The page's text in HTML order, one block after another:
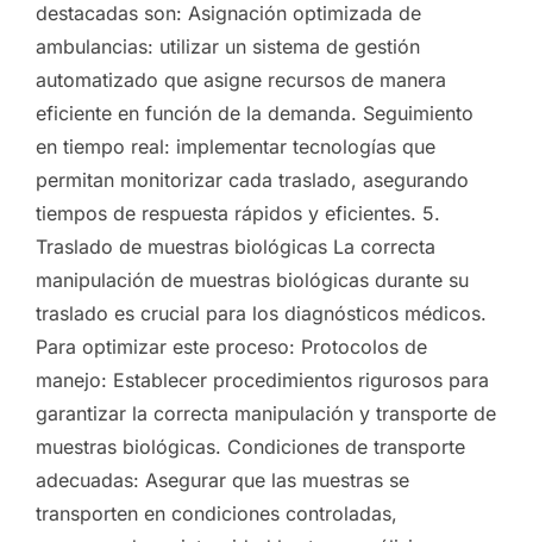
destacadas son: Asignación optimizada de
ambulancias: utilizar un sistema de gestión
automatizado que asigne recursos de manera
eficiente en función de la demanda. Seguimiento
en tiempo real: implementar tecnologías que
permitan monitorizar cada traslado, asegurando
tiempos de respuesta rápidos y eficientes. 5.
Traslado de muestras biológicas La correcta
manipulación de muestras biológicas durante su
traslado es crucial para los diagnósticos médicos.
Para optimizar este proceso: Protocolos de
manejo: Establecer procedimientos rigurosos para
garantizar la correcta manipulación y transporte de
muestras biológicas. Condiciones de transporte
adecuadas: Asegurar que las muestras se
transporten en condiciones controladas,